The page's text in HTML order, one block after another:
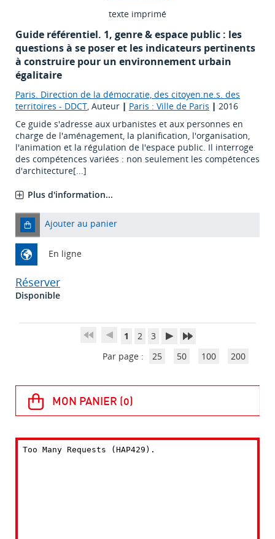
texte imprimé
Guide référentiel. 1, genre & espace public : les
questions à se poser et les indicateurs pertinents
à construire pour un environnement urbain
égalitaire
Paris. Direction de la démocratie, des citoyen.ne.s. des
territoires - DDCT, Auteur | Paris : Ville de Paris | 2016
Ce guide s'adresse aux urbanistes et aux personnes en
charge de l'aménagement, la planification, l'organisation,
l'animation et la régulation de l'espace public. Il interroge
des compétences variées : non seulement les compétences
d'architecture[...]
Plus d'information...
Ajouter au panier
En ligne
Réserver
Disponible
1 2
3
Par page :
25 50 100 200